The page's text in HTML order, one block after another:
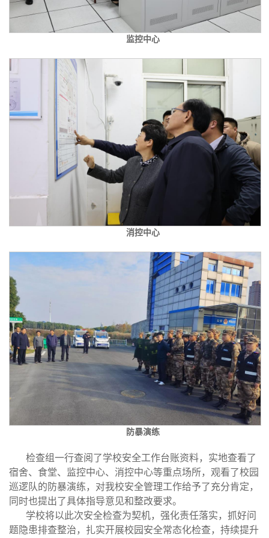
监控中心
消控中心
防暴演练
检查组一行查阅了学校安全工作台账资料，实地查看了
宿舍、食堂、监控中心、消控中心等重点场所，观看了校园
巡逻队的防暴演练，对我校安全管理工作给予了充分肯定，
同时也提出了具体指导意见和整改要求。
学校将以此次安全检查为契机，强化责任落实，抓好问
题隐患排查整治，扎实开展校园安全常态化检查，持续提升